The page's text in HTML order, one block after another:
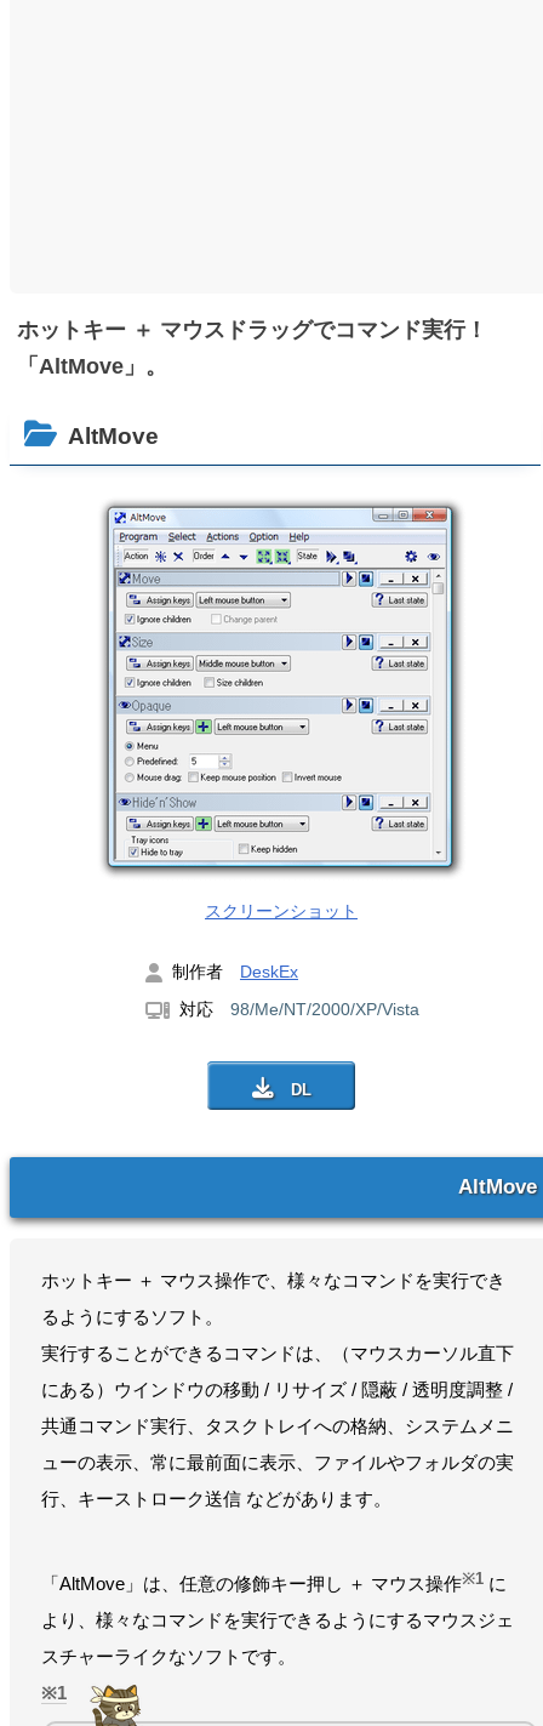
ホットキー ＋ マウスドラッグでコマンド実行！
「AltMove」。
AltMove
スクリーンショット
制作者 DeskEx
対応 98/Me/NT/2000/XP/Vista
AltMove
ホットキー ＋ マウス操作で、様々なコマンドを実行でき
るようにするソフト。
実行することができるコマンドは、（マウスカーソル直下
にある）ウインドウの移動 / リサイズ / 隠蔽 / 透明度調整 /
共通コマンド実行、タスクトレイへの格納、システムメニ
ューの表示、常に最前面に表示、ファイルやフォルダの実
行、キーストローク送信 などがあります。
「AltMove」は、任意の修飾キー押し ＋ マウス操作※1 に
より、様々なコマンドを実行できるようにするマウスジェ
スチャーライクなソフトです。
1